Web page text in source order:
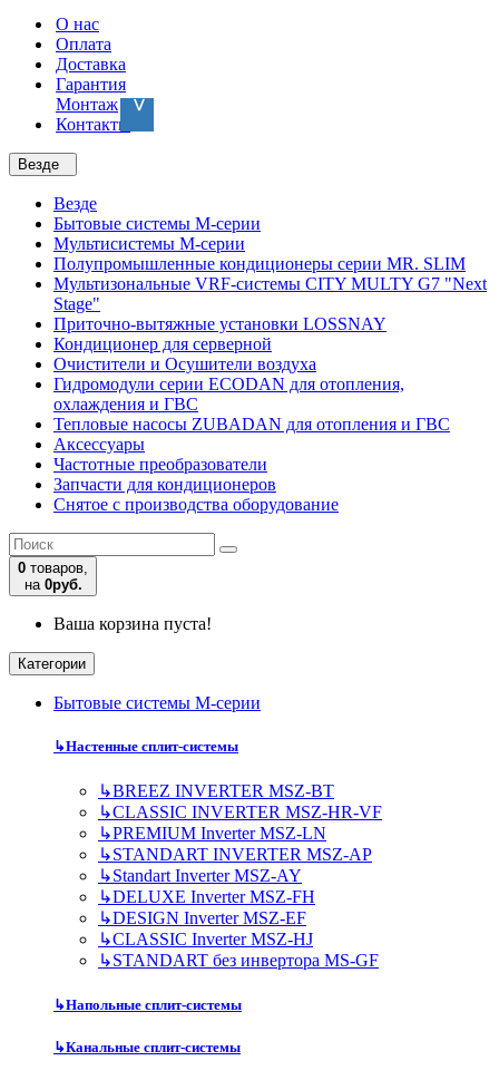
О нас
Оплата
Доставка
Гарантия
Монтаж
Контакты
Везде
Везде
Бытовые системы M-серии
Мультисистемы M-серии
Полупромышленные кондиционеры серии MR. SLIM
Мультизональные VRF-системы CITY MULTY G7 "Next
Stage"
Приточно-вытяжные установки LOSSNAY
Кондиционер для серверной
Очистители и Осушители воздуха
Гидромодули серии ECODAN для отопления,
охлаждения и ГВС
Тепловые насосы ZUBADAN для отопления и ГВС
Аксесcуары
Частотные преобразователи
Запчасти для кондиционеров
Снятое с производства оборудование
0 товаров,
на 0руб.
Ваша корзина пуста!
Категории
Бытовые системы M-серии
↳Настенные сплит-системы
↳BREEZ INVERTER MSZ-BT
↳CLASSIC INVERTER MSZ-HR-VF
↳PREMIUM Inverter MSZ-LN
↳STANDART INVERTER MSZ-AP
↳Standart Inverter MSZ-AY
↳DELUXE Inverter MSZ-FH
↳DESIGN Inverter MSZ-EF
↳CLASSIC Inverter MSZ-HJ
↳STANDART без инвертора MS-GF
↳Напольные сплит-системы
↳Канальные сплит-системы